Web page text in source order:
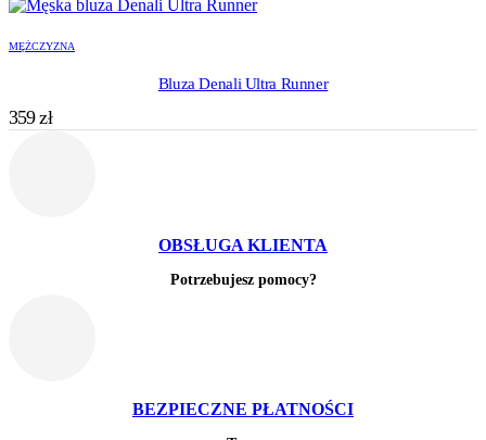
MĘŻCZYZNA
Bluza Denali Ultra Runner
359zł
OBSŁUGA KLIENTA
Potrzebujesz pomocy?
BEZPIECZNE PŁATNOŚCI